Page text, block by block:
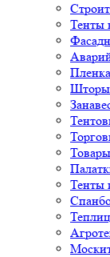
Тенты
Пленка
Шторы
Тенты